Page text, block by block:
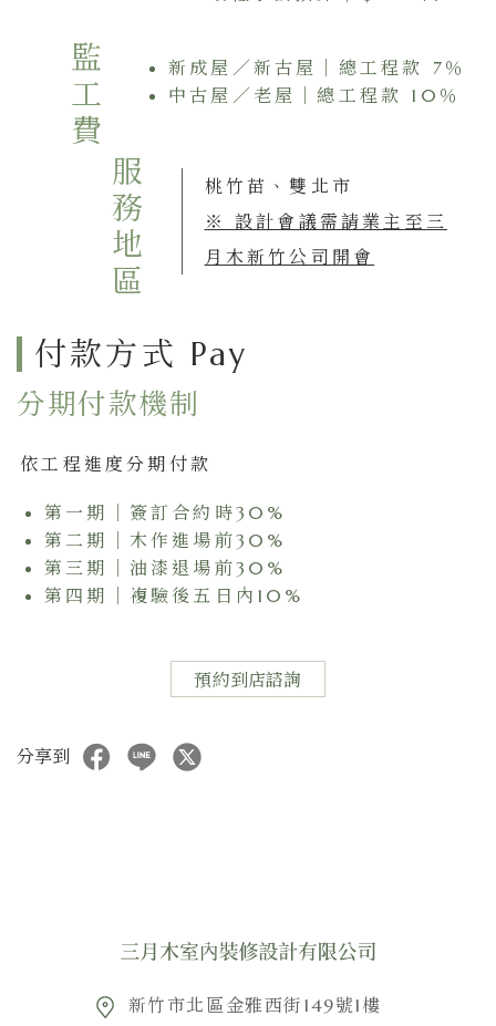
監工費
新成屋／新古屋｜總工程款 7％
中古屋／老屋｜總工程款 10％
服務地區
桃竹苗、雙北市
※ 設計會議需請業主至三
月木新竹公司開會
付款方式 Pay
分期付款機制
依工程進度分期付款
第一期｜簽訂合約時30%
第二期｜木作進場前30%
第三期｜油漆退場前30%
第四期｜複驗後五日內10%
預約到店諮詢
分享到
新竹市北區金雅西街149號1樓